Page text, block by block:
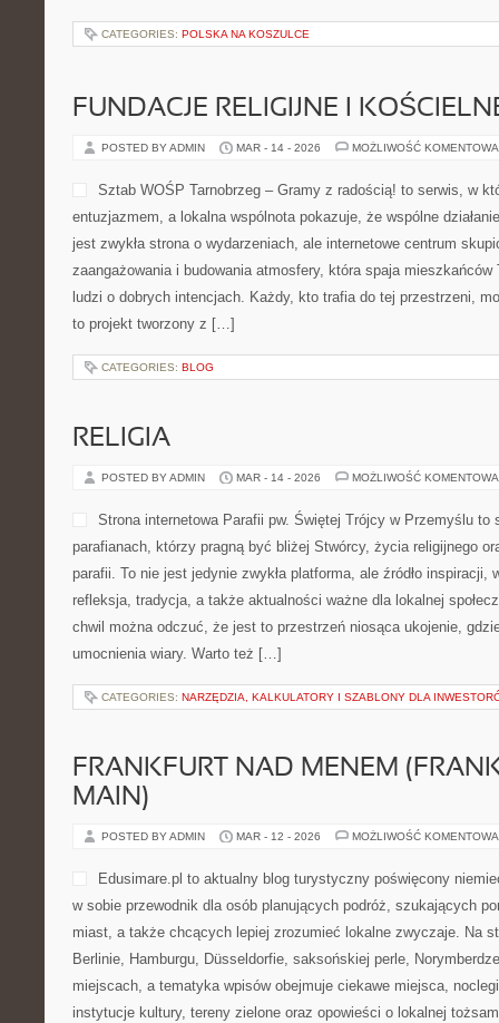
CATEGORIES: POLSKA NA KOSZULCE
FUNDACJE RELIGIJNE I
POSTED BY ADMIN MAR - 14 - 2026 MOŻLIWOŚĆ
Sztab WOŚP Tarnobrzeg – Gramy z radością! to serwis, w
entuzjazmem, a lokalna wspólnota pokazuje, że wspólne
jest zwykła strona o wydarzeniach, ale internetowe centrum
zaangażowania i budowania atmosfery, która spaja
ludzi o dobrych intencjach. Każdy, kto trafia do tej przestrzeni,
to projekt tworzony z […]
CATEGORIES: BLOG
RELIGIA
POSTED BY ADMIN MAR - 14 - 2026 MOŻLIWOŚĆ
Strona internetowa Parafii pw. Świętej Trójcy w Przemyślu to
parafianach, którzy pragną być bliżej Stwórcy, życia religijnego
parafii. To nie jest jedynie zwykła platforma, ale źródło inspiracji,
refleksja, tradycja, a także aktualności ważne dla lokalnej
chwil można odczuć, że jest to przestrzeń niosąca ukojenie,
umocnienia wiary. Warto też […]
CATEGORIES: NARZĘDZIA, KALKULATORY I SZABLONY DLA
FRANKFURT NAD MENEM
MAIN)
POSTED BY ADMIN MAR - 12 - 2026 MOŻLIWOŚĆ
Edusimare.pl to aktualny blog turystyczny poświęcony
w sobie przewodnik dla osób planujących podróż, szukających
miast, a także chcących lepiej zrozumieć lokalne zwyczaje. Na
Berlinie, Hamburgu, Düsseldorfie, saksońskiej perle,
miejscach, a tematyka wpisów obejmuje ciekawe miejsca,
instytucje kultury, tereny zielone oraz opowieści o lokalnej